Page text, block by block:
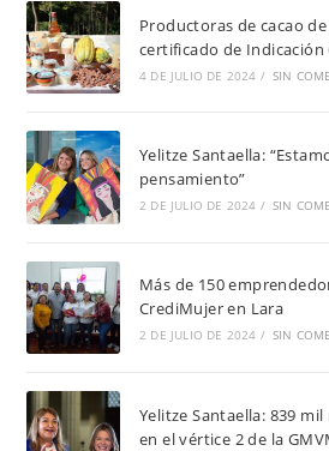
Productoras de cacao
certificado de Indicación
4 DE JULIO DE 2024 / SIN
Yelitze Santaella:
pensamiento”
2 DE JULIO DE 2024 / SIN
Más de 150
CrediMujer en Lara
2 DE JULIO DE 2024 / SIN
Yelitze Santaella: 839
en el vértice 2 de la